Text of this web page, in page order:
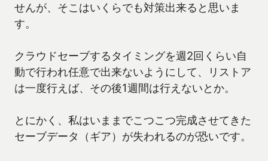
せんが、そこはいくらでも対策出来ると思いま
す。
クラウドセーブするタイミングを週2回くらい自
動で行われ任意で出来ないようにして、リストア
は一度行えば、その後1週間は行えないとか。
とにかく、私はいままでこつこつ完成させてきた
セーブデータ（ギア）が失われるのが恐いです。